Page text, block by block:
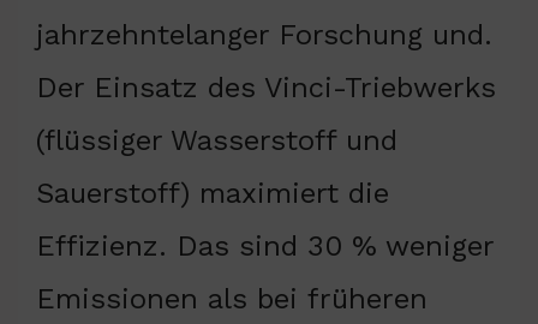
jahrzehntelanger Forschung und.
Der Einsatz des Vinci-Triebwerks
(flüssiger Wasserstoff und
Sauerstoff) maximiert die
Effizienz. Das sind 30 % weniger
Emissionen als bei früheren